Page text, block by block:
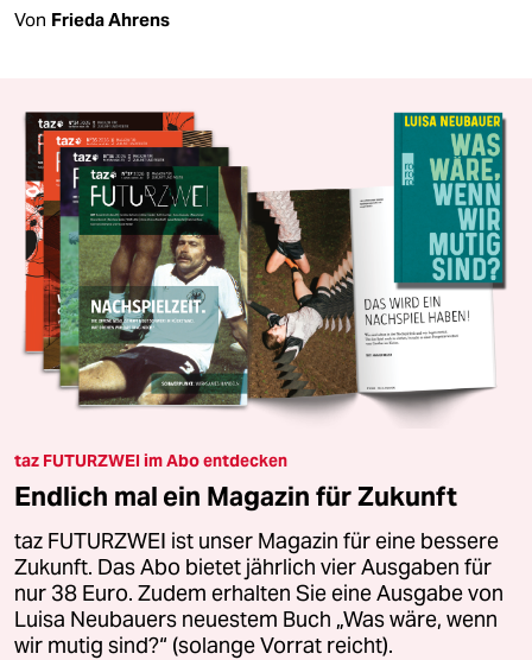
Von Frieda Ahrens
taz FUTURZWEI im Abo entdecken
Endlich mal ein Magazin für Zukunft
taz FUTURZWEI ist unser Magazin für eine bessere
Zukunft. Das Abo bietet jährlich vier Ausgaben für
nur 38 Euro. Zudem erhalten Sie eine Ausgabe von
Luisa Neubauers neuestem Buch „Was wäre, wenn
wir mutig sind?“ (solange Vorrat reicht).